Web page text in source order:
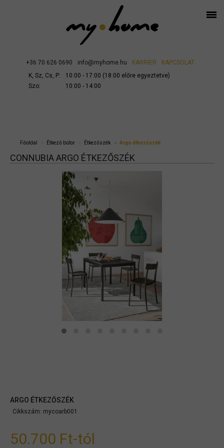
+36 70 626 0690 info@myhome.hu KARRIER
KAPCSOLAT
K, Sz, Cs, P:
10:00 - 17:00 (18:00 előre egyeztetve)
Szo:
10:00 - 14:00
Főoldal Étkező bútor Étkezőszék Argo étkezőszék
CONNUBIA ARGO ÉTKEZŐSZÉK
ARGO ÉTKEZŐSZÉK
Cikkszám: mycoarb001
50.700 Ft-tól